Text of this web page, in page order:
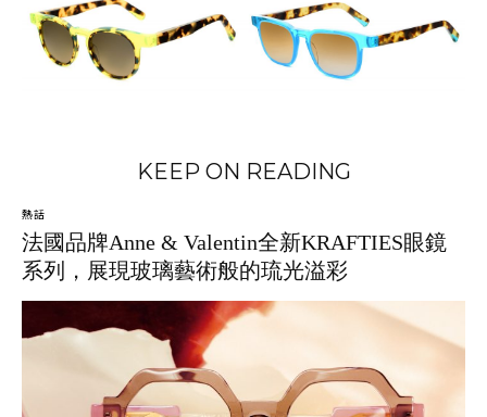
KEEP ON READING
熱話
法國品牌Anne & Valentin全新KRAFTIES眼鏡
系列，展現玻璃藝術般的琉光溢彩